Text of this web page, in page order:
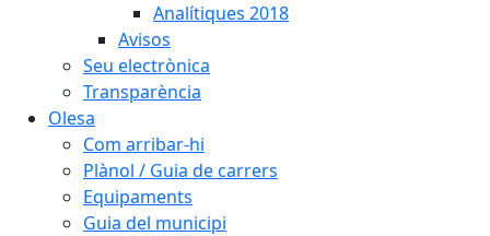
Analítiques 2018
Avisos
Seu electrònica
Transparència
Olesa
Com arribar-hi
Plànol / Guia de carrers
Equipaments
Guia del municipi